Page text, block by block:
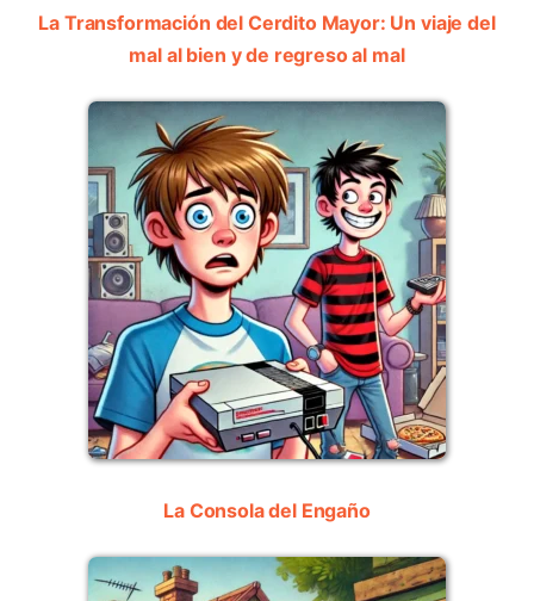
La Transformación del Cerdito Mayor: Un viaje del
mal al bien y de regreso al mal
La Consola del Engaño